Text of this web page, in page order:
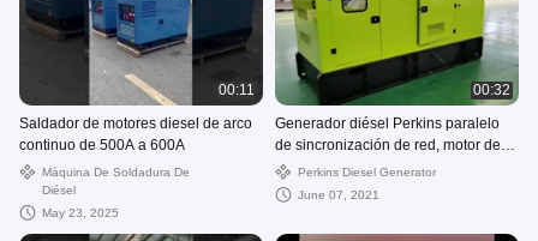
00:11
Saldador de motores diesel de arco
continuo de 500A a 600A
Máquina De Soldadura De
Diésel
May 23, 2025
00:32
Generador diésel Perkins paralelo
de sincronización de red, motor de
arranque de 1250kva, 1mw, 24V CC
Perkins Diesel Generator
June 07, 2021